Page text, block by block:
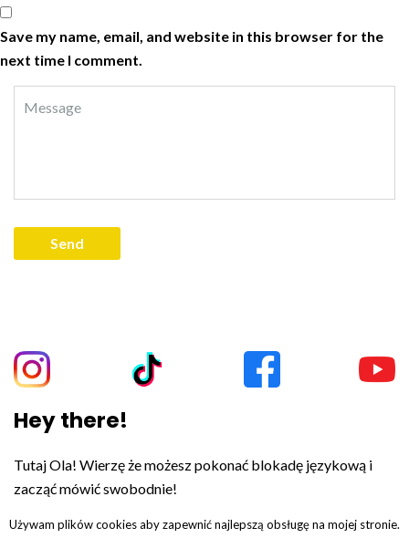
Save my name, email, and website in this browser for the
next time I comment.
Hey there!
Tutaj Ola! Wierzę że możesz pokonać blokadę językową i
zacząć mówić swobodnie!
Używam plików cookies aby zapewnić najlepszą obsługę na mojej stronie.